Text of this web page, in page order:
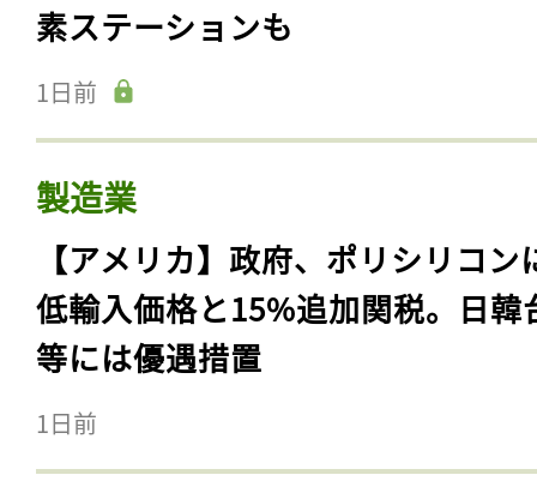
素ステーションも
1日前
製造業
【アメリカ】政府、ポリシリコン
低輸入価格と15%追加関税。日韓
等には優遇措置
1日前